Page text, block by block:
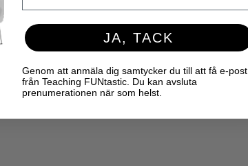
JA, TACK
Genom att anmäla dig samtycker du till att få e-post
från Teaching FUNtastic. Du kan avsluta
prenumerationen när som helst.